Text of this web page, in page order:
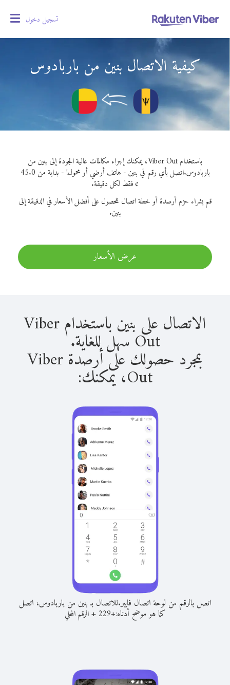
تسجيل دخول
كيفية الاتصال بنين من باربادوس
باستخدام Viber Out، يمكنك إجراء مكالمات عالية الجودة إلى بنين من
باربادوس.
اتصل بأي رقم في بنين - هاتف أرضي أو محمول! - بداية من 45.0
¢ فقط لكل دقيقة.
قم بشراء حزم أرصدة أو خطة اتصال للحصول على أفضل الأسعار في الدقيقة إلى
بنين.
عرض الأسعار
الاتصال على بنين باستخدام Viber
Out سهل للغاية.
بمجرد حصولك على أرصدة Viber
Out، يمكنك:
اتصل بالرقم من لوحة اتصال فايبر.للاتصال بـ بنين من باربادوس، اتصل
كما هو موضح أدناه:+
229
+الرقم المحلي